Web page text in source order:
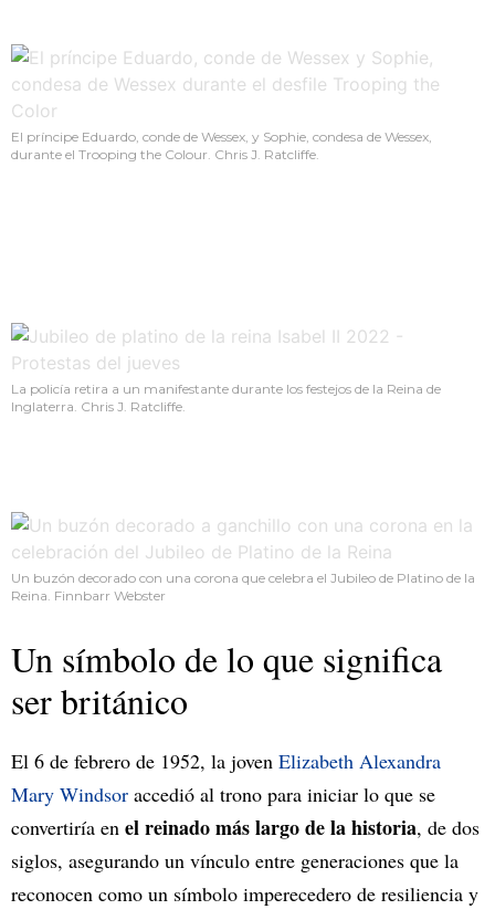
El príncipe Eduardo, conde de Wessex, y Sophie, condesa de Wessex,
durante el Trooping the Colour. Chris J. Ratcliffe.
La policía retira a un manifestante durante los festejos de la Reina de
Inglaterra. Chris J. Ratcliffe.
Un buzón decorado con una corona que celebra el Jubileo de Platino de la
Reina. Finnbarr Webster
Un símbolo de lo que significa
ser británico
El 6 de febrero de 1952, la joven Elizabeth Alexandra
Mary Windsor accedió al trono para iniciar lo que se
convertiría en el reinado más largo de la historia, de dos
siglos, asegurando un vínculo entre generaciones que la
reconocen como un símbolo imperecedero de resiliencia y